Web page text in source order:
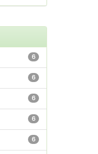
6
6
6
6
6